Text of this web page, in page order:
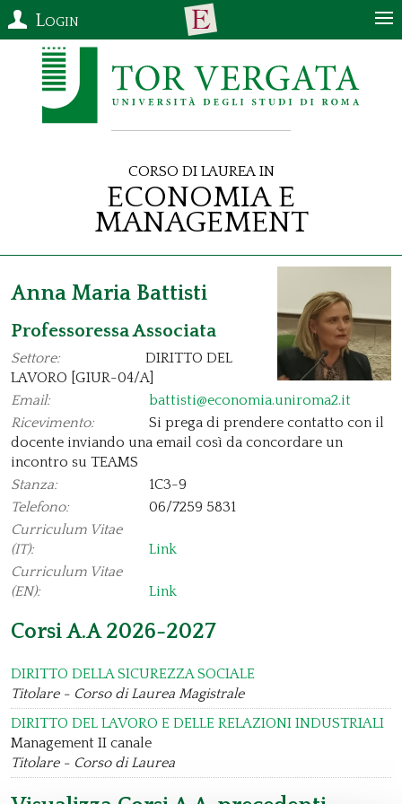
Login
Corso di Laurea in
Economia e
Management
Anna Maria Battisti
Professoressa Associata
Settore:
DIRITTO DEL
LAVORO [GIUR-04/A]
Email:
battisti@economia.uniroma2.it
Ricevimento:
Si prega di prendere contatto con il
docente inviando una email così da concordare un
incontro su TEAMS
Stanza:
1C3-9
Telefono:
06/7259 5831
Curriculum Vitae
(IT):
Link
Curriculum Vitae
(EN):
Link
Corsi A.A 2026-2027
DIRITTO DELLA SICUREZZA SOCIALE
Titolare - Corso di Laurea Magistrale
DIRITTO DEL LAVORO E DELLE RELAZIONI INDUSTRIALI
Management II canale
Titolare - Corso di Laurea